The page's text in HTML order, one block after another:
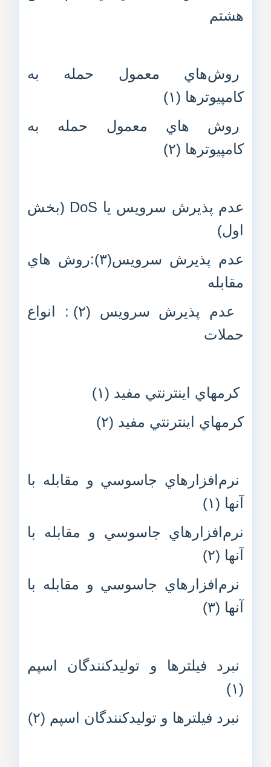
هشتم
روش‌هاي معمول حمله به
کامپيوترها (۱)
روش هاي معمول حمله به
کامپيوترها (۲)
عدم پذيرش سرويس يا DoS (بخش
اول)
عدم پذيرش سرويس(۳):روش هاي
مقابله
عدم پذيرش سرويس (۲) : انواع
حملات
کرمهاي اينترنتي مفيد (۱)
کرمهاي اينترنتي مفيد (۲)
نرم‌افزارهاي جاسوسي و مقابله با
آنها (۱)
نرم‌افزارهاي جاسوسي و مقابله با
آنها (۲)
نرم‌افزارهاي جاسوسي و مقابله با
آنها (۳)
نبرد فيلترها و توليدکنندگان اسپم
(۱)
نبرد فيلترها و توليدکنندگان اسپم (۲)